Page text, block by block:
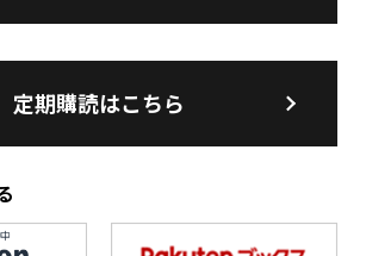
定期購読はこちら